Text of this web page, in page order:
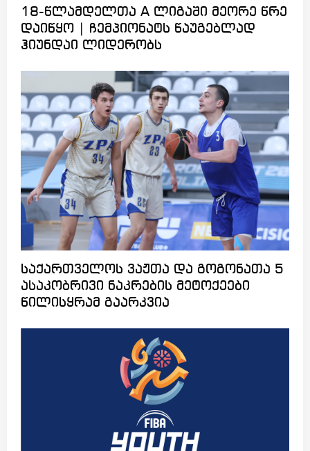
18-წლამდელთა A ლიგაში მეორე წრე
დაიწყო | ჩემპიონატს წაუგებლად
ჰიუნდაი ლიდერობს
საქართველოს ვაჟთა და გოგონათა 5
ასაკობრივი ნაკრების მეტოქეები
წილისყრამ გაარკვია